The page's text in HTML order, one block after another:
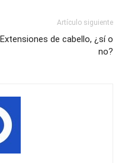
Artículo siguiente
Extensiones de cabello, ¿sí o
no?